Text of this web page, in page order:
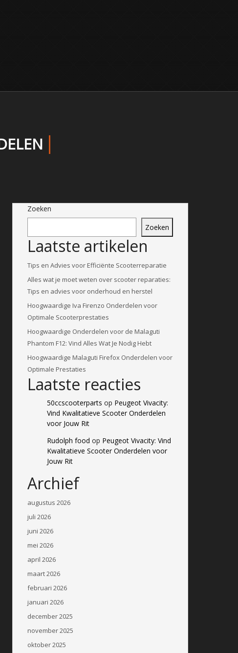
Zoeken
Zoeken
Laatste artikelen
Tips en Advies voor Efficiënte Scooterreparatie
Alles wat je moet weten over scooter reparaties:
Tips en advies voor onderhoud en herstel
Hoogwaardige Iva Firenzo Onderdelen voor
Optimale Scooterprestaties
Hoogwaardige Onderdelen voor de Malaguti
Phantom F12: Vind Alles Wat Je Nodig Hebt
Hoogwaardige Malaguti Firefox Onderdelen voor
Optimale Prestaties
Laatste reacties
50ccscooterparts op Peugeot Vivacity:
Vind Kwalitatieve Scooter Onderdelen
voor Jouw Rit
Rudolph food op Peugeot Vivacity: Vind
Kwalitatieve Scooter Onderdelen voor
Jouw Rit
Archief
augustus 2026
juli 2026
juni 2026
mei 2026
april 2026
maart 2026
februari 2026
januari 2026
december 2025
november 2025
oktober 2025